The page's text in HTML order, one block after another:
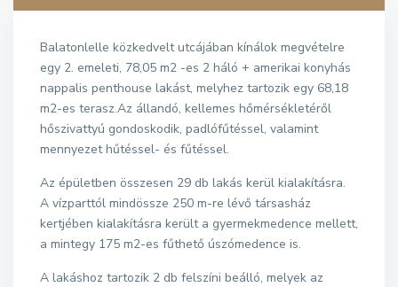
Balatonlelle közkedvelt utcájában kínálok megvételre
egy 2. emeleti, 78,05 m2 -es 2 háló + amerikai konyhás
nappalis penthouse lakást, melyhez tartozik egy 68,18
m2-es terasz.Az állandó, kellemes hőmérsékletéről
hőszivattyú gondoskodik, padlófűtéssel, valamint
mennyezet hűtéssel- és fűtéssel.
Az épületben összesen 29 db lakás kerül kialakításra.
A vízparttól mindössze 250 m-re lévő társasház
kertjében kialakításra került a gyermekmedence mellett,
a mintegy 175 m2-es fűthető úszómedence is.
A lakáshoz tartozik 2 db felszíni beálló, melyek az